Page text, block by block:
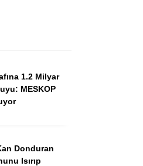
Dünya
Asayiş
Siyaset
1.2 Milyar
MESKOP
Donduran
Isırıp